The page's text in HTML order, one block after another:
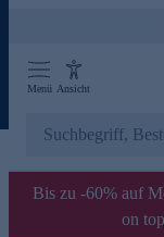
Menü Ansicht
Bis zu -60% auf
on